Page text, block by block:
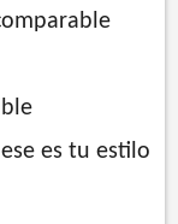
es tu estilo